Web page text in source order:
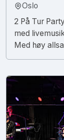
Oslo
2 På Tur
med
Med høy